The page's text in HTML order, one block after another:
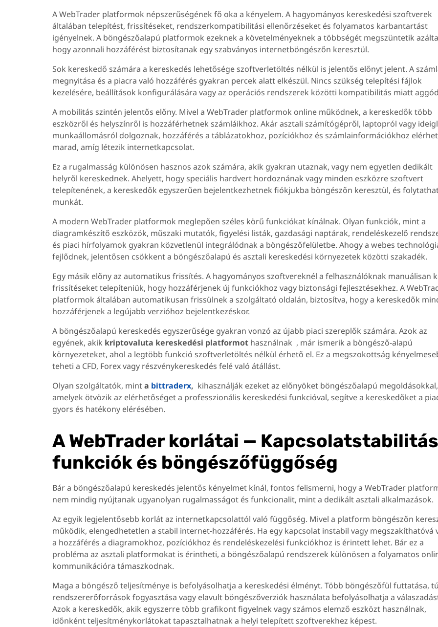
A WebTrader platformok népszerűségének fő oka a kényelem. A hagyományos kereskedési szoftverek
általában telepítést, frissítéseket, rendszerkompatibilitási ellenőrzéseket és folyamatos karbantartást
igényelnek. A böngészőalapú platformok ezeknek a követelményeknek a többségét megszüntetik
hogy azonnali hozzáférést biztosítanak egy szabványos internetböngészőn keresztül.
Sok kereskedő számára a kereskedés lehetősége szoftverletöltés nélkül is jelentős előnyt jelent. A
megnyitása és a piacra való hozzáférés gyakran percek alatt elkészül. Nincs szükség telepítési fájlok
kezelésére, beállítások konfigurálására vagy az operációs rendszerek közötti kompatibilitás miatt
A mobilitás szintén jelentős előny. Mivel a WebTrader platformok online működnek, a kereskedők több
eszközről és helyszínről is hozzáférhetnek számláikhoz. Akár asztali számítógépről, laptopról vagy
munkaállomásról dolgoznak, hozzáférés a táblázatokhoz, pozíciókhoz és számlainformációkhoz
marad, amíg létezik internetkapcsolat.
Ez a rugalmasság különösen hasznos azok számára, akik gyakran utaznak, vagy nem egyetlen dedikált
helyről kereskednek. Ahelyett, hogy speciális hardvert hordoznának vagy minden eszközre szoftvert
telepítenének, a kereskedők egyszerűen bejelentkezhetnek fiókjukba böngészőn keresztül, és
munkát.
A modern WebTrader platformok meglepően széles körű funkciókat kínálnak. Olyan funkciók, mint a
diagramkészítő eszközök, műszaki mutatók, figyelési listák, gazdasági naptárak, rendeléskezelő
és piaci hírfolyamok gyakran közvetlenül integrálódnak a böngészőfelületbe. Ahogy a webes
fejlődnek, jelentősen csökkent a böngészőalapú és asztali kereskedési környezetek közötti szakadék.
Egy másik előny az automatikus frissítés. A hagyományos szoftvereknél a felhasználóknak manuálisan
frissítéseket telepíteniük, hogy hozzáférjenek új funkciókhoz vagy biztonsági fejlesztésekhez. A
platformok általában automatikusan frissülnek a szolgáltató oldalán, biztosítva, hogy a kereskedők
hozzáférjenek a legújabb verzióhoz bejelentkezéskor.
A böngészőalapú kereskedés egyszerűsége gyakran vonzó az újabb piaci szereplők számára. Azok az
egyének, akik kriptovaluta kereskedési platformot használnak , már ismerik a böngésző-alapú
környezeteket, ahol a legtöbb funkció szoftverletöltés nélkül érhető el. Ez a megszokottság
teheti a CFD, Forex vagy részvénykereskedés felé való átállást.
Olyan szolgáltatók, minta bittraderx, kihasználják ezeket az előnyöket böngészőalapú megoldásokkal,
amelyek ötvözik az elérhetőséget a professzionális kereskedési funkcióval, segítve a kereskedőket a
gyors és hatékony elérésében.
A WebTrader korlátai —
funkciók és böngészőfüggőség
Bár a böngészőalapú kereskedés jelentős kényelmet kínál, fontos felismerni, hogy a WebTrader
nem mindig nyújtanak ugyanolyan rugalmasságot és funkcionalit, mint a dedikált asztali alkalmazások.
Az egyik legjelentősebb korlát az internetkapcsolattól való függőség. Mivel a platform böngészőn
működik, elengedhetetlen a stabil internet-hozzáférés. Ha egy kapcsolat instabil vagy megszakíthatóvá
a hozzáférés a diagramokhoz, pozíciókhoz és rendeléskezelési funkciókhoz is érintett lehet. Bár ez a
probléma az asztali platformokat is érintheti, a böngészőalapú rendszerek különösen a folyamatos
kommunikációra támaszkodnak.
Maga a böngésző teljesítménye is befolyásolhatja a kereskedési élményt. Több böngészőfül futtatása,
rendszererőforrások fogyasztása vagy elavult böngészőverziók használata befolyásolhatja a
Azok a kereskedők, akik egyszerre több grafikont figyelnek vagy számos elemző eszközt használnak,
időnként teljesítménykorlátokat tapasztalhatnak a helyi telepített szoftverekhez képest.